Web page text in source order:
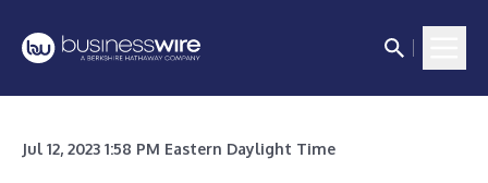
Jul 12, 2023 1:58 PM Eastern Daylight Time